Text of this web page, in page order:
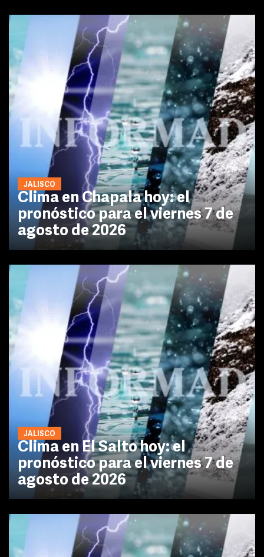
JALISCO
Clima en Chapala hoy: el
pronóstico para el viernes 7 de
agosto de 2026
JALISCO
Clima en El Salto hoy: el
pronóstico para el viernes 7 de
agosto de 2026